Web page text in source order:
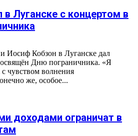
Луганске с концертом в
Иосиф Кобзон в Луганске дал
Дню пограничника. «Я
чувством волнения
же, особое...
доходами ограничат в